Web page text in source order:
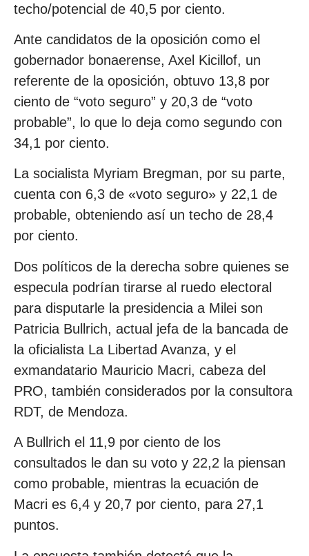
techo/potencial de 40,5 por ciento.
Ante candidatos de la oposición como el
gobernador bonaerense, Axel Kicillof, un
referente de la oposición, obtuvo 13,8 por
ciento de “voto seguro” y 20,3 de “voto
probable”, lo que lo deja como segundo con
34,1 por ciento.
La socialista Myriam Bregman, por su parte,
cuenta con 6,3 de «voto seguro» y 22,1 de
probable, obteniendo así un techo de 28,4
por ciento.
Dos políticos de la derecha sobre quienes se
especula podrían tirarse al ruedo electoral
para disputarle la presidencia a Milei son
Patricia Bullrich, actual jefa de la bancada de
la oficialista La Libertad Avanza, y el
exmandatario Mauricio Macri, cabeza del
PRO, también considerados por la consultora
RDT, de Mendoza.
A Bullrich el 11,9 por ciento de los
consultados le dan su voto y 22,2 la piensan
como probable, mientras la ecuación de
Macri es 6,4 y 20,7 por ciento, para 27,1
puntos.